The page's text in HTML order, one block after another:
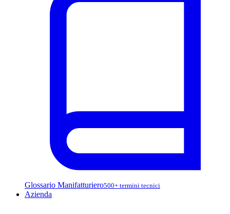
Glossario Manifatturiero500+ termini tecnici
Azienda